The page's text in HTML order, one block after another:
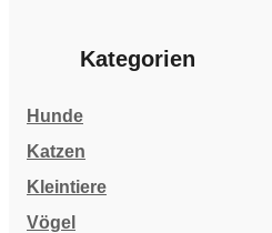
Kategorien
Hunde
Katzen
Kleintiere
Vögel